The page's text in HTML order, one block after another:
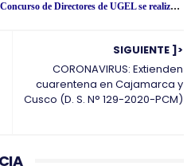
MINEDU: Prueba Nacional del Concurso de Directores de UGEL se realizará en Abril de 2021
SIGUIENTE ]>
CORONAVIRUS: Extienden
cuarentena en Cajamarca y
Cusco (D. S. N° 129-2020-PCM)